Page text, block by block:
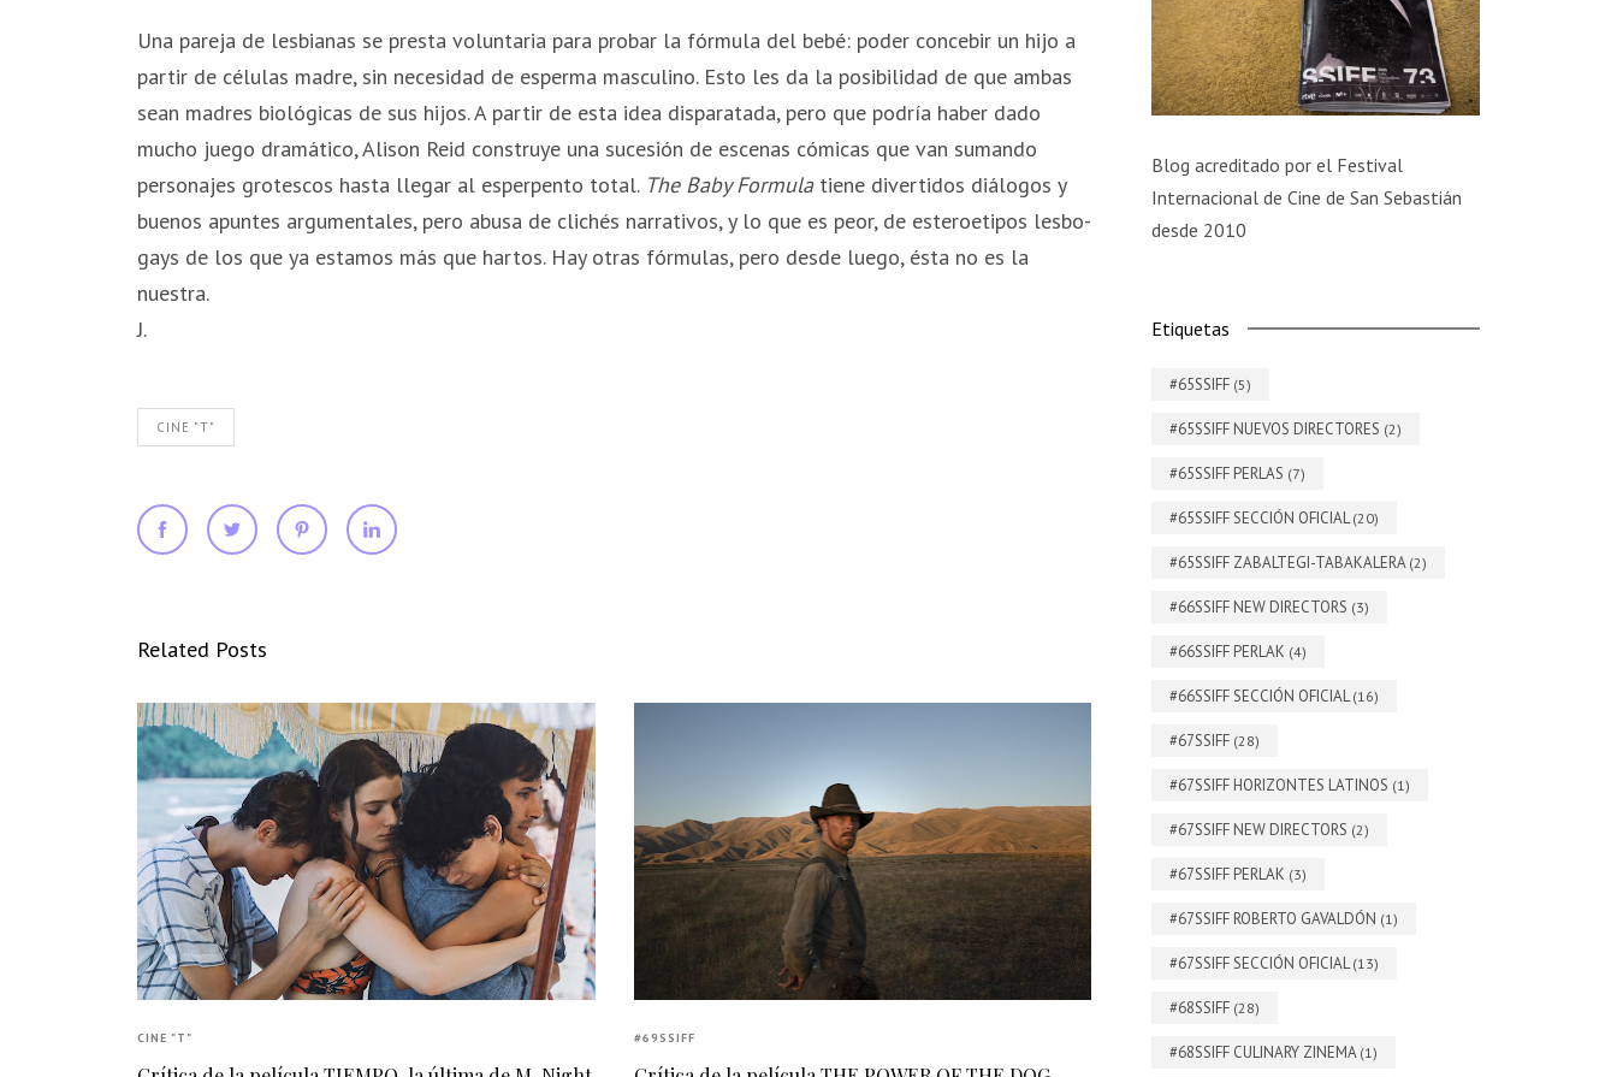
Una pareja de lesbianas se presta voluntaria para probar la fórmula del bebé: poder concebir un hijo a
partir de células madre, sin necesidad de esperma masculino. Esto les da la posibilidad de que ambas
sean madres biológicas de sus hijos. A partir de esta idea disparatada, pero que podría haber dado
mucho juego dramático, Alison Reid construye una sucesión de escenas cómicas que van sumando
personajes grotescos hasta llegar al esperpento total. The Baby Formulatiene divertidos diálogos y
buenos apuntes argumentales, pero abusa de clichés narrativos, y lo que es peor, de esteroetipos lesbo-
gays de los que ya estamos más que hartos. Hay otras fórmulas, pero desde luego, ésta no es la
nuestra.
J.
CINE "T"
Related Posts
CINE "T" #69SSIFF
Blog acreditado por el Festival
Internacional de Cine de San Sebastián
desde 2010
Etiquetas
#65SSIFF (5)
#65SSIFF NUEVOS DIRECTORES (2)
#65SSIFF PERLAS (7)
#65SSIFF SECCIÓN OFICIAL(20)
#65SSIFF ZABALTEGI-TABAKALERA (2)
#66SSIFF NEW DIRECTORS (3)
#66SSIFF PERLAK (4)
#66SSIFF SECCIÓN OFICIAL(16)
#67SSIFF (28)
#67SSIFF HORIZONTES LATINOS (1)
#67SSIFF NEW DIRECTORS (2)
#67SSIFF PERLAK (3)
#67SSIFF ROBERTO GAVALDÓN (1)
#67SSIFF SECCIÓN OFICIAL(13)
#68SSIFF (28)
#68SSIFF CULINARY ZINEMA (1)